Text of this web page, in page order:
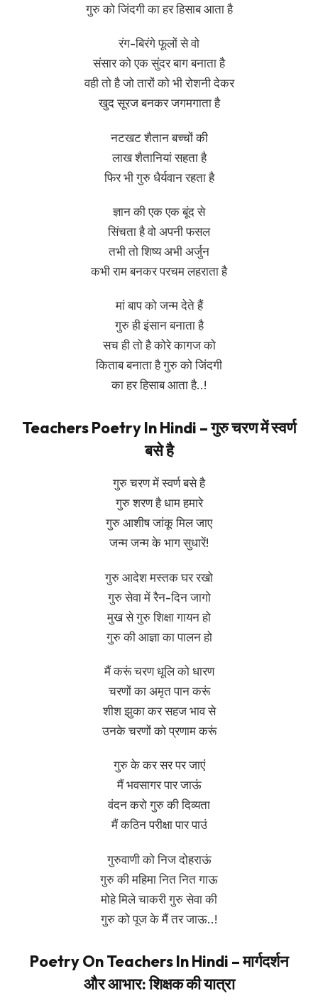
गुरु को जिंदगी का हर हिसाब आता है
रंग-बिरंगे फूलों से वो
संसार को एक सुंदर बाग बनाता है
वही तो है जो तारों को भी रोशनी देकर
खुद सूरज बनकर जगमगाता है
नटखट शैतान बच्चों की
लाख शैतानियां सहता है
फिर भी गुरु धैर्यवान रहता है
ज्ञान की एक एक बूंद से
सिंचता है वो अपनी फसल
तभी तो शिष्य अभी अर्जुन
कभी राम बनकर परचम लहराता है
मां बाप को जन्म देते हैं
गुरु ही इंसान बनाता है
सच ही तो है कोरे कागज को
किताब बनाता है गुरु को जिंदगी
का हर हिसाब आता है..!
Teachers Poetry In Hindi – गुरु चरण में स्वर्ण
बसे है
गुरु चरण में स्वर्ण बसे है
गुरु शरण है धाम हमारे
गुरु आशीष जांकू मिल जाए
जन्म जन्म के भाग सुधारें!
गुरु आदेश मस्तक घर रखो
गुरु सेवा में रैन-दिन जागो
मुख से गुरु शिक्षा गायन हो
गुरु की आज्ञा का पालन हो
मैं करूं चरण धूलि को धारण
चरणों का अमृत पान करूं
शीश झुका कर सहज भाव से
उनके चरणों को प्रणाम करूं
गुरु के कर सर पर जाएं
मैं भवसागर पार जाऊं
वंदन करो गुरु की दिव्यता
मैं कठिन परीक्षा पार पाउं
गुरुवाणी को निज दोहराऊं
गुरु की महिमा नित नित गाऊ
मोहे मिले चाकरी गुरु सेवा की
गुरु को पूज के मैं तर जाऊ..!
Poetry On Teachers In Hindi – मार्गदर्शन
और आभार: शिक्षक की यात्रा